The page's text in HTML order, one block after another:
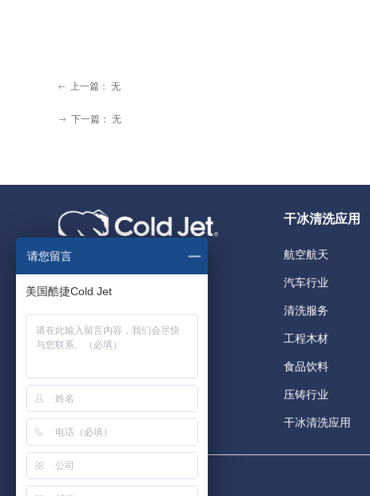
ꂃ 上一篇： 无
ꁹ 下一篇： 无
美国总部
455Wards Corner
Loveland,OH45140,USA
干冰清洗应用
航空航天
汽车行业
清洗服务
工程木材
食品饮料
压铸行业
干冰清洗应用
版权所有 © 酷捷干冰设备官网
请您留言